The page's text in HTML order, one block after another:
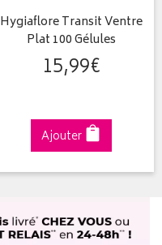
Hygiaflore Transit Ventre
Plat 100 Gélules
15,99€
Ajouter